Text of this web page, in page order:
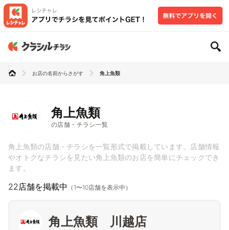
お店の名前からさがす 角上魚類
角上魚類
の店舗・チラシ一覧
角上魚類の店舗・チラシを一覧形式で掲載しています。店舗情報
やオトクなチラシを見たい角上魚類のお店を簡単にチェックでき
ます。
22店舗を掲載中 （1〜10店舗を表示中）
角上魚類 川越店